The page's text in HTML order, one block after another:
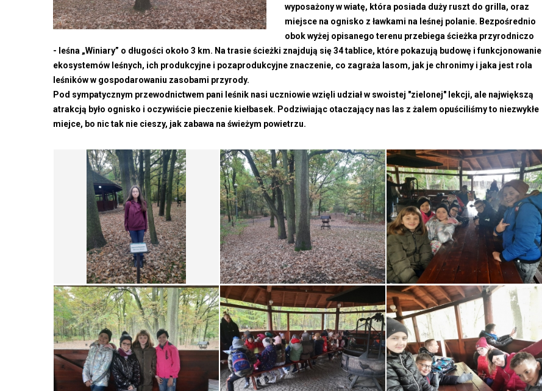
wyposażony w wiatę, która posiada duży ruszt do grilla, oraz
miejsce na ognisko z ławkami na leśnej polanie. Bezpośrednio
obok wyżej opisanego terenu przebiega ścieżka przyrodniczo
- leśna „Winiary” o długości około 3 km. Na trasie ścieżki znajdują się 34 tablice, które pokazują budowę i funkcjonowanie
ekosystemów leśnych, ich produkcyjne i pozaprodukcyjne znaczenie, co zagraża lasom, jak je chronimy i jaka jest rola
leśników w gospodarowaniu zasobami przyrody.
Pod sympatycznym przewodnictwem pani leśnik nasi uczniowie wzięli udział w swoistej "zielonej" lekcji, ale największą
atrakcją było ognisko i oczywiście pieczenie kiełbasek. Podziwiając otaczający nas las z żalem opuściliśmy to niezwykłe
miejce, bo nic tak nie cieszy, jak zabawa na świeżym powietrzu.